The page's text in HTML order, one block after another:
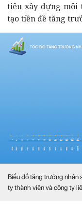
tiêu xây dựng môi
tạo tiền đề tăng
Biểu đồ tăng trưởng nhân
ty thành viên và công ty